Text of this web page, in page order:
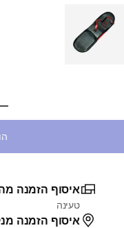
Choose a variant
איסוף הזמנה
טעינה
איסוף הזמנה